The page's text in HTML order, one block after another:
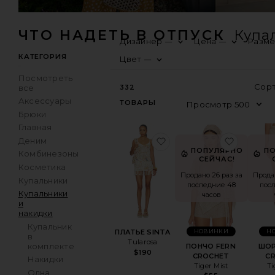
ЧТО НАДЕТЬ В ОТПУСК
КАТЕГОРИЯ
Посмотреть
все
Аксессуары
Брюки
Главная
Деним
Комбинезоны
Косметика
Купальники
Купальники
и
накидки
Купальник
в
комплекте
Накидки
Одна
Дизайнер—
Цена —
Цвет —
332
ТОВАРЫ
ПЛАТЬЕ SINTA
Tularosa
$190
избранноеПЛАТЬЕ
ПОПУЛЯРНО
СЕЙЧАС!
Продано 26 раз за
последние 48
часов
ПОНЧО FERN
CROCHET
Tiger Mist
НОВИНКИ